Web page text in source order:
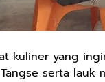
kuliner yang
serta lauk